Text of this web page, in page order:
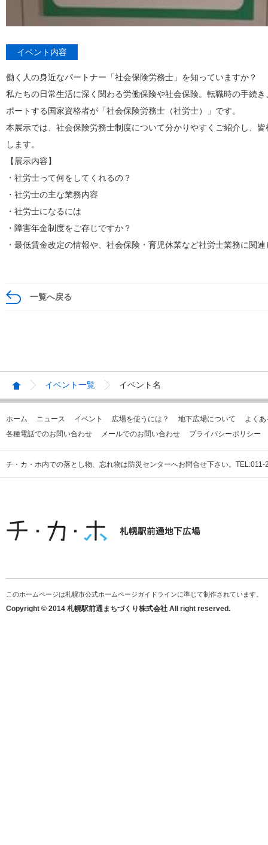
イベント内容
働く人の身近なパートナー「社会保険労務士」を知っていますか？
私たちの日常生活に深く関わる労働保険や社会保険。転職時の手続
ポートする国家資格者が「社会保険労務士（社労士）」です。
本展示では、社会保険労務士制度について分かりやすくご紹介し、
します。
【展示内容】
・社労士って何をしてくれるの？
・社労士の主な業務内容
・社労士になるには
・障害年金制度をご存じですか？
・最低賃金改定の情報や、社会保険・育児休業など社労士業務に関
一覧へ戻る
イベント一覧 イベント名
ホーム ニュース イベント 広場を使うには？ 地下広場について
よく
各種電話でのお問い合わせ
メールでのお問い合わせ プライバシーポリシー
チ・カ・ホ内での落とし物、忘れ物は防災センターへお問合せ下さい。
このホームページは札幌市公式ホームページガイドラインに準じて制作されています。
Copyright © 2014 札幌駅前通まちづくり株式会社 All right reserved.